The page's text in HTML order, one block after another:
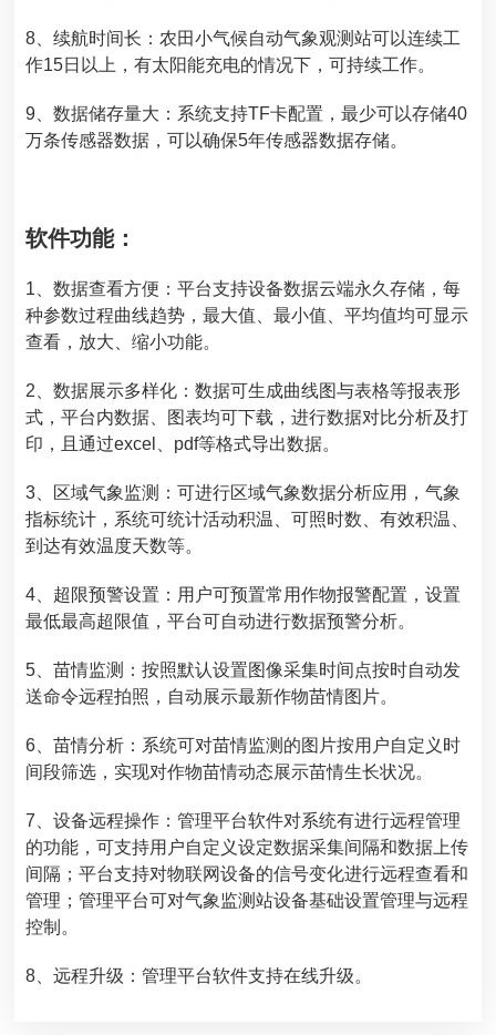
8、续航时间长：农田小气候自动气象观测站可以连续工
作15日以上，有太阳能充电的情况下，可持续工作。
9、数据储存量大：系统支持TF卡配置，最少可以存储40
万条传感器数据，可以确保5年传感器数据存储。
软件功能：
1、数据查看方便：平台支持设备数据云端永久存储，每
种参数过程曲线趋势，最大值、最小值、平均值均可显示
查看，放大、缩小功能。
2、数据展示多样化：数据可生成曲线图与表格等报表形
式，平台内数据、图表均可下载，进行数据对比分析及打
印，且通过excel、pdf等格式导出数据。
3、区域气象监测：可进行区域气象数据分析应用，气象
指标统计，系统可统计活动积温、可照时数、有效积温、
到达有效温度天数等。
4、超限预警设置：用户可预置常用作物报警配置，设置
最低最高超限值，平台可自动进行数据预警分析。
5、苗情监测：按照默认设置图像采集时间点按时自动发
送命令远程拍照，自动展示最新作物苗情图片。
6、苗情分析：系统可对苗情监测的图片按用户自定义时
间段筛选，实现对作物苗情动态展示苗情生长状况。
7、设备远程操作：管理平台软件对系统有进行远程管理
的功能，可支持用户自定义设定数据采集间隔和数据上传
间隔；平台支持对物联网设备的信号变化进行远程查看和
管理；管理平台可对气象监测站设备基础设置管理与远程
控制。
8、远程升级：管理平台软件支持在线升级。